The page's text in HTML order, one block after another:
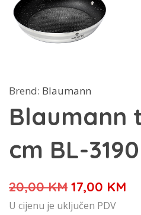
Brend: Blaumann
Blaumann
cm BL-3190
20,00KM Izvorna
cijena
17,00 KM
U cijenu je uključen PDV